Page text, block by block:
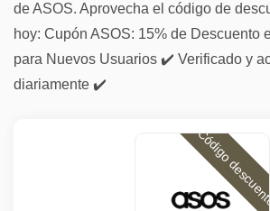
de ASOS. Aprovecha el código de
hoy: Cupón ASOS: 15% de Descuento
para Nuevos Usuarios ✔️ Verificado y
diariamente ✔️
Código descuento